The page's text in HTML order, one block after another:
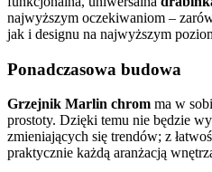
najwyższym oczekiwaniom –
jak i designu na najwyższym
Ponadczasowa budowa
Grzejnik Marlin chrom ma w
prostoty. Dzięki temu nie będzie
zmieniających się trendów; z
praktycznie każdą aranżacją